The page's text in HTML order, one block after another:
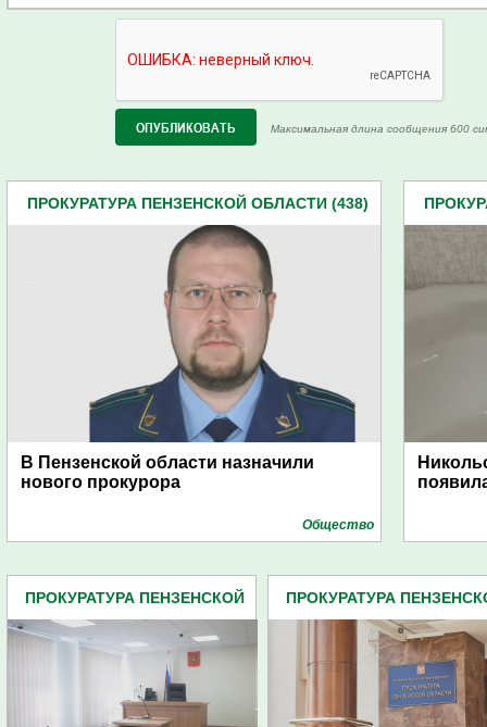
Максимальная длина сообщения 600
ПРОКУРАТУРА ПЕНЗЕНСКОЙ ОБЛАСТИ (438)
В Пензенской области назначили
нового прокурора
Общество
ПРОКУРАТУРА ПЕНЗЕНСКОЙ
ПРОКУРАТУРА